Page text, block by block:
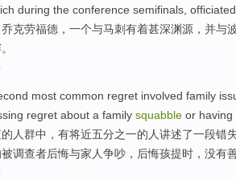
during the conference semifinals
乔克劳福德 ， 一个与马刺有着甚深渊源，并与
。
most common regret involved family
regret about a family squabble or having
的人群中， 有将近五分之一的 人讲述了一段错
调查者后悔与家人争吵 ，后悔孩提时，没有